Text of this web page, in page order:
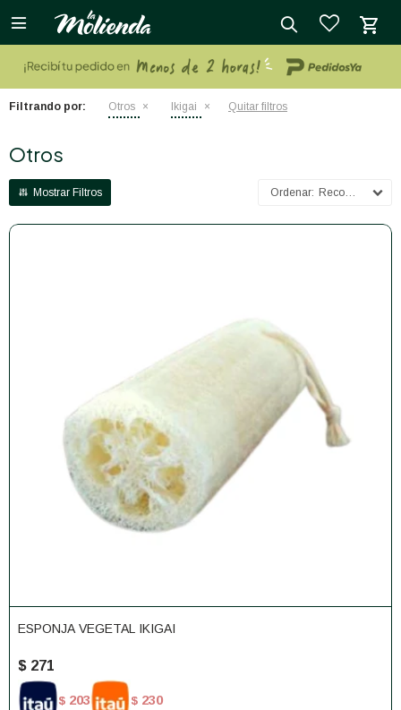

Filtrando por: Otros Ikigai Quitar filtros
Otros
Recomendados
ESPONJA VEGETAL IKIGAI
$ 271
$ 203 $ 230